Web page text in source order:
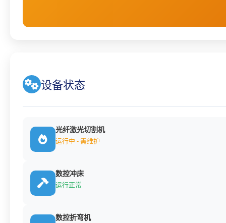
设备状态
光纤激光切割机
运行中 - 需维护
数控冲床
运行正常
数控折弯机